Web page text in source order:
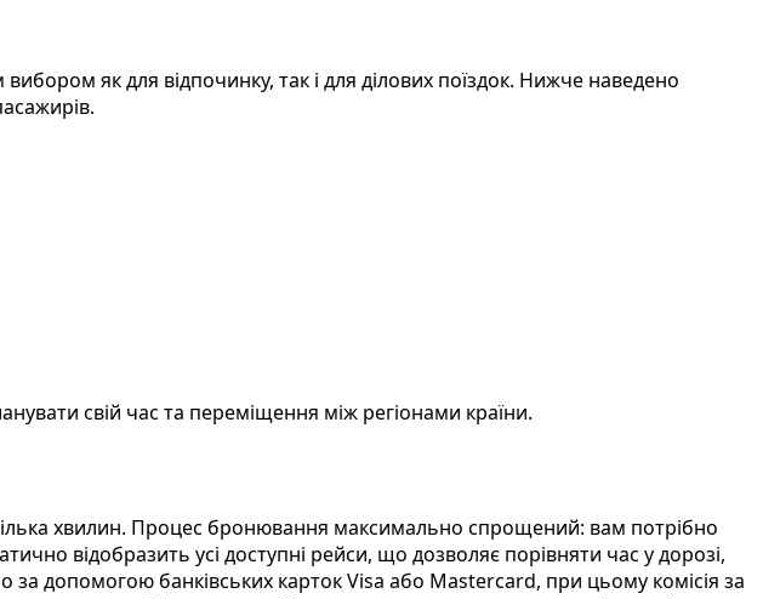
як для відпочинку, так і для ділових поїздок. Нижче наведено
свій час та переміщення між регіонами країни.
кілька хвилин. Процес бронювання максимально спрощений: вам потрібно
відобразить усі доступні рейси, що дозволяє порівняти час у дорозі,
за допомогою банківських карток Visa або Mastercard, при цьому комісія за